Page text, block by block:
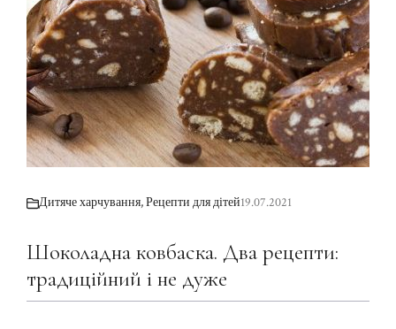
Дитяче харчування,Рецепти для дітей19.07.2021
Шоколадна ковбаска. Два рецепти:
традиційний і не дуже